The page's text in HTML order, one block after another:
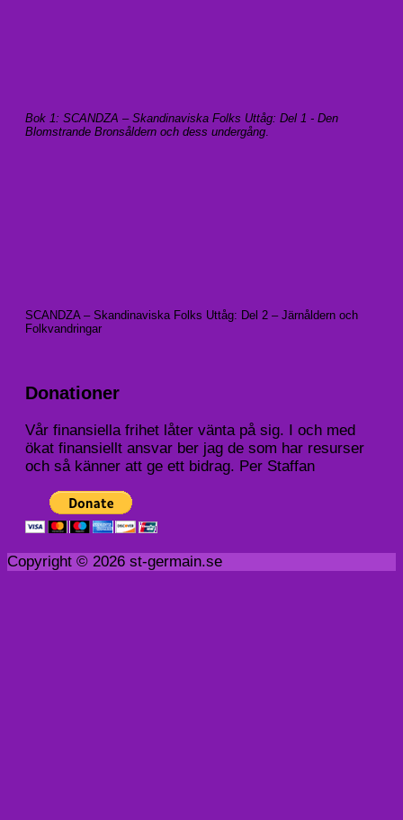
Bok 1: SCANDZA – Skandinaviska Folks Uttåg: Del 1 - Den
Blomstrande Bronsåldern och dess undergång
SCANDZA – Skandinaviska Folks Uttåg: Del 2 – Järnåldern och
Folkvandringar
Donationer
Vår finansiella frihet låter vänta på sig. I och med
ökat finansiellt ansvar ber jag de som har resurser
och så känner att ge ett bidrag. Per Staffan
Copyright © 2026 st-germain.se